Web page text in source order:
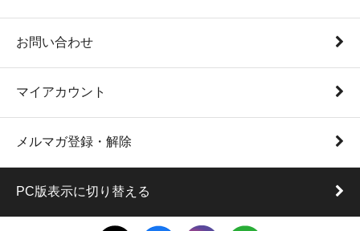
お問い合わせ
マイアカウント
メルマガ登録・解除
PC版表示に切り替える